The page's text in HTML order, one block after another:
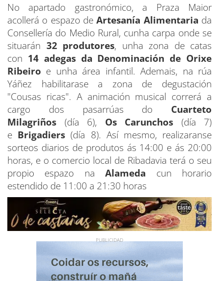
No apartado gastronómico, a Praza Maior
acollerá o espazo deArtesanía Alimentaria da
Consellería do Medio Rural, cunha carpa onde se
situarán 32 produtores, unha zona de catas
con 14 adegas da Denominación de Orixe
Ribeiro e unha área infantil. Ademais, na rúa
Yáñez habilitarase a zona de degustación
"Cousas ricas". A animación musical correrá a
cargo dos pasarrúas do Cuarteto
Milagriños (día 6), Os Carunchos (día 7)
e Brigadiers (día 8). Así mesmo, realizaranse
sorteos diarios de produtos ás 14:00 e ás 20:00
horas, e o comercio local de Ribadavia terá o seu
propio espazo naAlameda cun horario
estendido de 11:00 a 21:30 horas